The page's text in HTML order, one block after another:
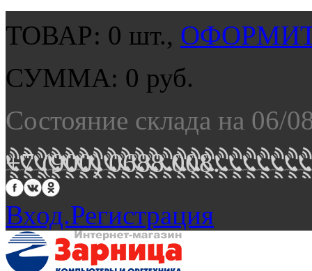
ТОВАР: 0 шт.,
СУММА: 0 руб.
Состояние склада на 06/
+7 (900) 0688 008.
Вход.Регистрация